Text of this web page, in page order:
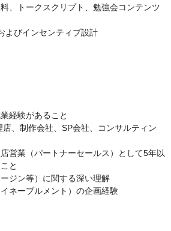
、トークスクリプト、勉強会コンテンツ
よびインセンティブ設計
経験があること
、制作会社、SP会社、コンサルティン
営業（パートナーセールス）として5年以
と
ジン等）に関する深い理解
ネーブルメント）の企画経験